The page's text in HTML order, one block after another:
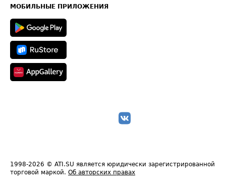
Техническая информация
МОБИЛЬНЫЕ ПРИЛОЖЕНИЯ
1998-2026 © ATI.SU является юридически зарегистрированной
торговой маркой. Об авторских правах